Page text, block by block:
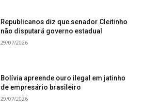
Republicanos diz que senador Cleitinho
não disputará governo estadual
29/07/2026
Bolívia apreende ouro ilegal em jatinho
de empresário brasileiro
29/07/2026